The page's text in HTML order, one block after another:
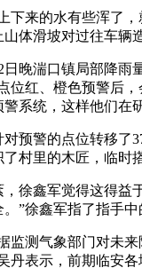
下来的水有些浑了
体滑坡对过往车辆
晚湍口镇局部降
位红、橙色预警后
系统，这样他们在
预警的点位转移了
村里的木匠，临时
徐鑫军觉得这得
”徐鑫军指了指手中
监测气象部门对未
丹表示，前期临安